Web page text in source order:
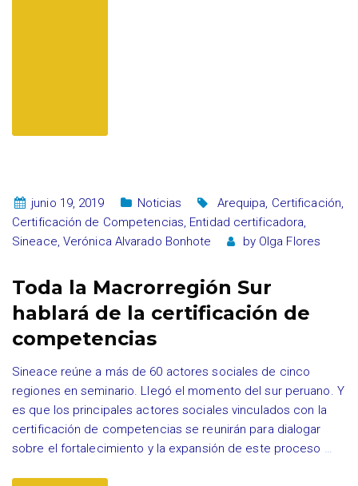
junio 19, 2019 Noticias Arequipa, Certificación,
Certificación de Competencias, Entidad certificadora,
Sineace, Verónica Alvarado Bonhote by Olga Flores
Toda la Macrorregión Sur
hablará de la certificación de
competencias
Sineace reúne a más de 60 actores sociales de cinco
regiones en seminario. Llegó el momento del sur peruano. Y
es que los principales actores sociales vinculados con la
certificación de competencias se reunirán para dialogar
sobre el fortalecimiento y la expansión de este proceso …